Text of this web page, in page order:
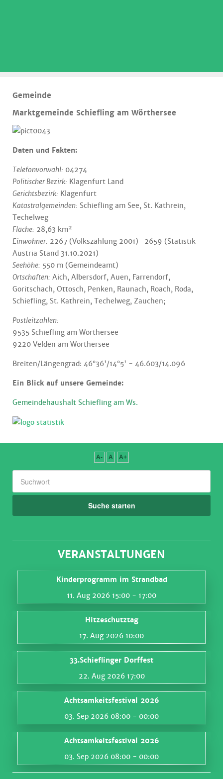
Gemeinde
Marktgemeinde Schiefling am Wörthersee
Daten und Fakten:
Telefonvorwahl: 04274
Politischer Bezirk: Klagenfurt Land
Gerichtsbezirk: Klagenfurt
Katastralgemeinden: Schiefling am See, St. Kathrein,
Techelweg
Fläche: 28,63 km²
Einwohner: 2267 (Volkszählung 2001) 2659 (Statistik
Austria Stand 31.10.2021)
Seehöhe: 550 m (Gemeindeamt)
Ortschaften: Aich, Albersdorf, Auen, Farrendorf,
Goritschach, Ottosch, Penken, Raunach, Roach, Roda,
Schiefling, St. Kathrein, Techelweg, Zauchen;
Postleitzahlen:
9535 Schiefling am Wörthersee
9220 Velden am Wörthersee
Breiten/Längengrad: 46°36'/14°5' - 46.603/14.096
Ein Blick auf unsere Gemeinde:
Gemeindehaushalt Schiefling am Ws.
A- A A+
Suche starten
VERANSTALTUNGEN
Kinderprogramm im Strandbad
11. Aug 2026 15:00 - 17:00
Hitzeschutztag
17. Aug 2026 10:00
33.Schieflinger Dorffest
22. Aug 2026 17:00
Achtsamkeitsfestival 2026
03. Sep 2026 08:00 - 00:00
Achtsamkeitsfestival 2026
03. Sep 2026 08:00 - 00:00